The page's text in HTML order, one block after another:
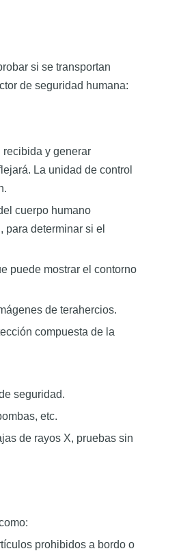
si se transportan
de seguridad humana:
recibida y generar
La unidad de control
cuerpo humano
determinar si el
puede mostrar el contorno
de terahercios.
compuesta de la
seguridad.
etc.
de rayos X, pruebas sin
prohibidos a bordo o